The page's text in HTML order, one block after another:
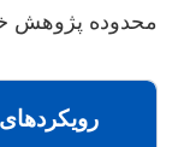
محدوده پژوهش